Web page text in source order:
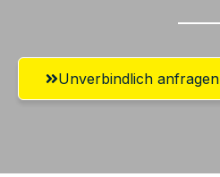
Unverbindlich anfragen